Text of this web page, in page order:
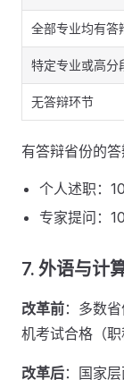
全部专业均有答
特定专业或高分
无答辩环节
有答辩省份的答
个人述职：
专家提问：
7. 外语与计
改革前：多数
机考试合格（职
改革后：国家